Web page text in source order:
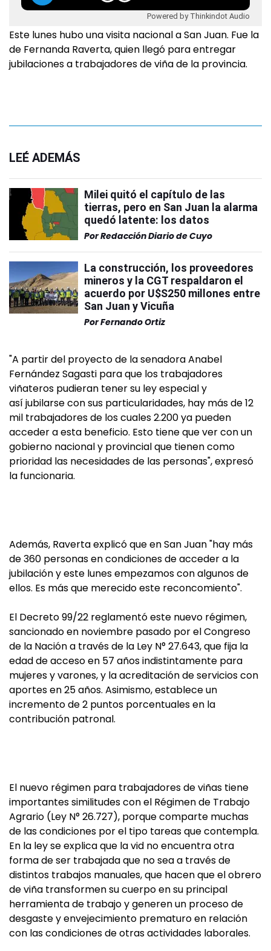
Powered by Thinkindot Audio
Este lunes hubo una visita nacional a San Juan. Fue la
de Fernanda Raverta, quien llegó para entregar
jubilaciones a trabajadores de viña de la provincia.
LEÉ ADEMÁS
Milei quitó el capítulo de las
tierras, pero en San Juan la alarma
quedó latente: los datos
PorRedacción Diario de Cuyo
La construcción, los proveedores
mineros y la CGT respaldaron el
acuerdo por U$S250 millones entre
San Juan y Vicuña
PorFernando Ortiz
"A partir del proyecto de la senadora Anabel
Fernández Sagasti para que los trabajadores
viñateros pudieran tener su ley especial y
así jubilarse con sus particularidades, hay más de 12
mil trabajadores de los cuales 2.200 ya pueden
acceder a esta beneficio. Esto tiene que ver con un
gobierno nacional y provincial que tienen como
prioridad las necesidades de las personas", expresó
la funcionaria.
Además, Raverta explicó que en San Juan "hay más
de 360 personas en condiciones de acceder a la
jubilación y este lunes empezamos con algunos de
ellos. Es más que merecido este reconcomiento".
El Decreto 99/22 reglamentó este nuevo régimen,
sancionado en noviembre pasado por el Congreso
de la Nación a través de la Ley N° 27.643, que fija la
edad de acceso en 57 años indistintamente para
mujeres y varones, y la acreditación de servicios con
aportes en 25 años. Asimismo, establece un
incremento de 2 puntos porcentuales en la
contribución patronal.
El nuevo régimen para trabajadores de viñas tiene
importantes similitudes con el Régimen de Trabajo
Agrario (Ley N° 26.727), porque comparte muchas
de las condiciones por el tipo tareas que contempla.
En la ley se explica que la vid no encuentra otra
forma de ser trabajada que no sea a través de
distintos trabajos manuales, que hacen que el obrero
de viña transformen su cuerpo en su principal
herramienta de trabajo y generen un proceso de
desgaste y envejecimiento prematuro en relación
con las condiciones de otras actividades laborales.